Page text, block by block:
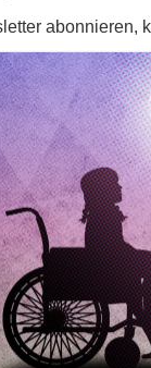
abonnieren,